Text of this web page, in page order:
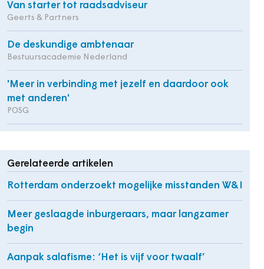
Van starter tot raadsadviseur
Geerts & Partners
De deskundige ambtenaar
Bestuursacademie Nederland
'Meer in verbinding met jezelf en daardoor ook
met anderen'
POSG
Gerelateerde artikelen
Rotterdam onderzoekt mogelijke misstanden W&I
Meer geslaagde inburgeraars, maar langzamer
begin
Aanpak salafisme: ‘Het is vijf voor twaalf’